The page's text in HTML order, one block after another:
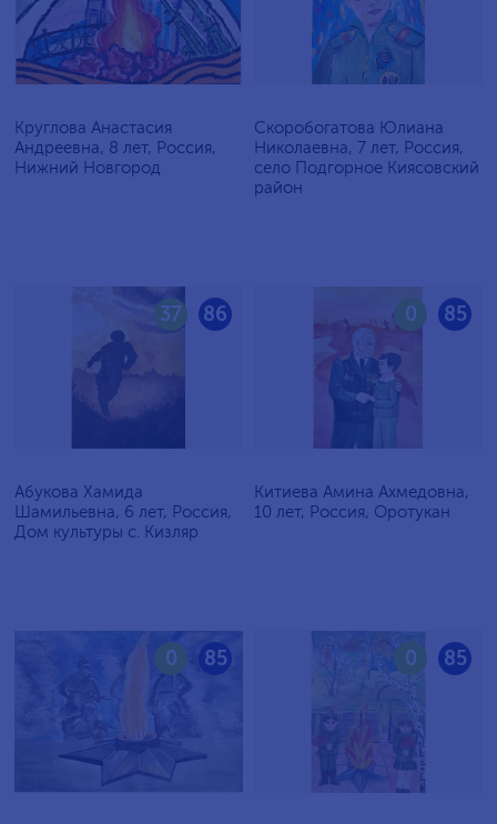
Круглова Анастасия
Андреевна, 8 лет, Россия,
Нижний Новгород
Скоробогатова Юлиана
Николаевна, 7 лет, Россия,
село Подгорное Киясовский
район
86
37
Абукова Хамида
Шамильевна, 6 лет, Россия,
Дом культуры с. Кизляр
85
0
Китиева Амина Ахмедовна,
10 лет, Россия, Оротукан
85
0 85
0